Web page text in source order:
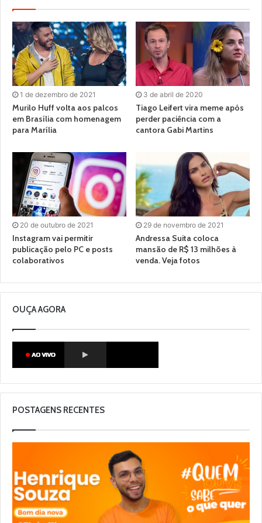
1 de dezembro de 2021
Murilo Huff volta aos palcos
em Brasília com homenagem
para Marília
3 de abril de 2020
Tiago Leifert vira meme após
perder paciência com a
cantora Gabi Martins
20 de outubro de 2021
Instagram vai permitir
publicação pelo PC e posts
colaborativos
29 de novembro de 2021
Andressa Suita coloca
mansão de R$ 13 milhões à
venda. Veja fotos
OUÇA AGORA
POSTAGENS RECENTES